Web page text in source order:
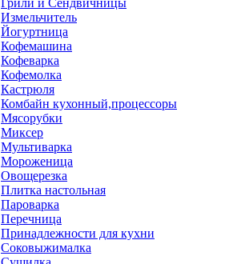
Грили и Сендвичницы
Измельчитель
Йогуртница
Кофемашина
Кофеварка
Кофемолка
Кастрюля
Комбайн кухонный,процессоры
Мясорубки
Миксер
Мультиварка
Мороженица
Овощерезка
Плитка настольная
Пароварка
Перечница
Принадлежности для кухни
Соковыжималка